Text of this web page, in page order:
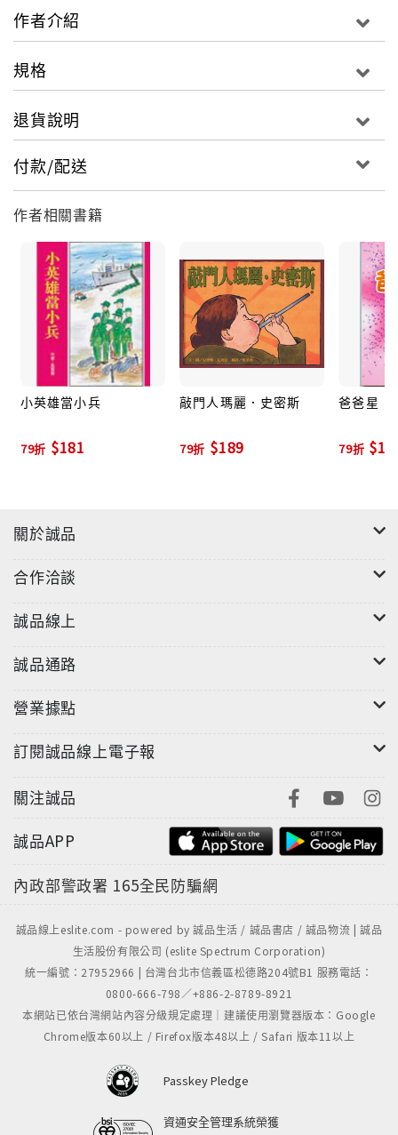
熱水燙手，茶杯墮地，在高旻寺疑根頓斷而開悟。
講經弘法，廣闢道場，建寺安僧，復興禪門，兼弘五
宗。
不論雲起又雲落，總說「空花佛事，時時要做；水月道
場，處處要建」。
作者介紹
規格
退貨說明
付款/配送
作者相關書籍
小英雄當小兵
79折 $181
敲門人瑪麗．史密斯
79折 $189
爸爸星
79折
關於誠品
合作洽談
誠品線上
誠品通路
營業據點
訂閱誠品線上電子報
關注誠品
誠品APP
內政部警政署 165全民防騙網
誠品線上eslite.com - powered by 誠品生活 / 誠品書店 / 誠品物流 | 誠品
生活股份有限公司 (eslite Spectrum Corporation)
統一編號：27952966 | 台灣台北市信義區松德路204號B1 服務電話：
0800-666-798／+886-2-8789-8921
本網站已依台灣網站內容分級規定處理｜建議使用瀏覽器版本：Google
Chrome版本60以上 / Firefox版本48以上 / Safari 版本11以上
Passkey Pledge
資通安全管理系統榮獲